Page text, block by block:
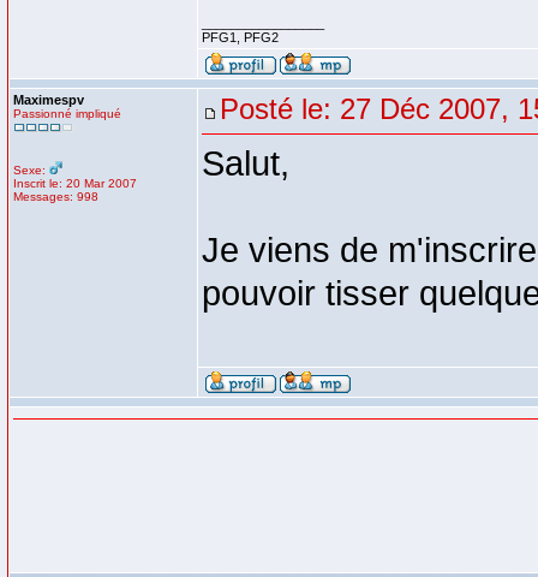
PFG1, PFG2
Maximespv
Passionné impliqué
Sexe:
Inscrit le: 20 Mar 2007
Messages: 998
Posté le: 27 Déc 2007,
Salut,
Je viens de
pouvoir tisser